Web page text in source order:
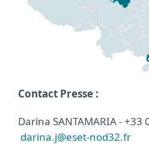
Contact Presse :
Darina SANTAMARIA - +33
darina.j@eset-nod32.fr